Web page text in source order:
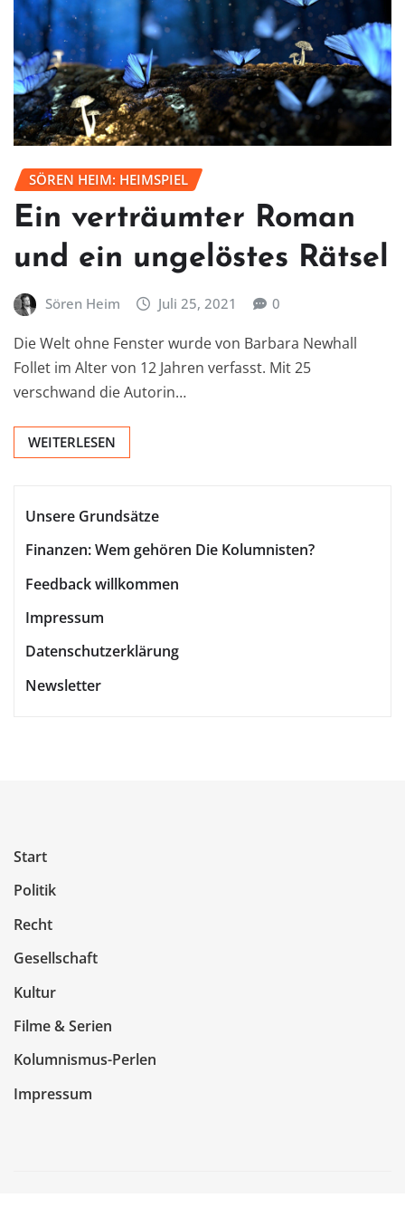
SÖREN HEIM: HEIMSPIEL
Ein verträumter Roman
und ein ungelöstes Rätsel
Sören Heim Juli 25, 2021 0
Die Welt ohne Fenster wurde von Barbara Newhall
Follet im Alter von 12 Jahren verfasst. Mit 25
verschwand die Autorin…
WEITERLESEN
Unsere Grundsätze
Finanzen: Wem gehören Die Kolumnisten?
Feedback willkommen
Impressum
Datenschutzerklärung
Newsletter
Start
Politik
Recht
Gesellschaft
Kultur
Filme & Serien
Kolumnismus-Perlen
Impressum